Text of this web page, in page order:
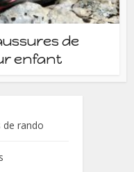
de
enfant
de rando